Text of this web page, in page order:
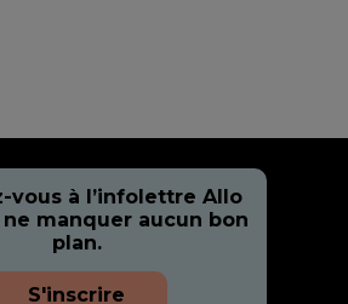
vous à l’infolettre Allo
manquer aucun bon
plan.
S'inscrire